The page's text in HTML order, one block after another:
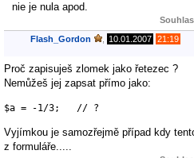
nie je nula apod.
Flash_Gordon 10.01.2007 21:19
Proč zapisuješ zlomek jako řetezec ?
Nemůžeš jej zapsat přímo jako:
Vyjímkou je samozřejmě případ kdy
z formuláře.....